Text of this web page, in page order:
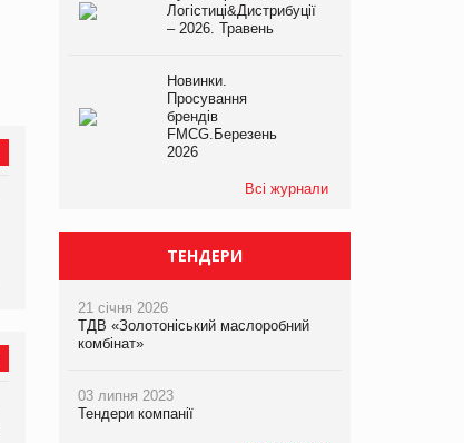
Логістиці&Дистрибуції
– 2026. Травень
Новинки.
Просування
брендів
FMCG.Березень
2026
Всі журнали
ТЕНДЕРИ
21 січня 2026
ТДВ «Золотоніський маслоробний
комбінат»
03 липня 2023
Тендери компанії